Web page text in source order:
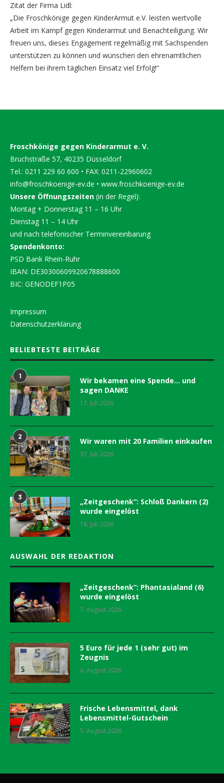
Zitat der Firma Lidl:
„Die Froschkönige gegen KinderArmut e.V. leisten wertvolle
Arbeit im Kampf gegen Kinderarmut und Benachteiligung. Wir
freuen uns, dieses Engagement regelmäßig mit Sachspenden
unterstützen zu können und wünschen den ehrenamtlichen
Helfern bei ihrem täglichen Einsatz viel Erfolg!“
Froschkönige gegen Kinderarmut e. V.
Bruchstraße 57, 40235 Düsseldorf
Tel.: 0211 229 60 600 • FAX: 0211-22960602
info@froschkoenige-ev.de • www.froschkoenige-ev.de
Unsere Öffnungszeiten (in der Regel):
Montag + Donnerstag 11 – 16 Uhr
Dienstag 11 – 14 Uhr
und nach telefonischer Terminvereinbarung
Spendenkonto:
PSD Bank Rhein-Ruhr
IBAN: DE30300609920678888600
BIC: GENODEF1P05
Impressum
Datenschutzerklärung
BELIEBTESTE BEITRÄGE
1
Wir bekamen eine Spende… und
sagen DANKE
17. Juli 2026
2 Wir waren mit 20 Familien einkaufen
31. Juli 2026
3
„Zeitgeschenk“: Schloß Dankern (2)
wurde eingelöst
18. Juli 2026
AUSWAHL DER REDAKTION
„Zeitgeschenk“: Phantasialand (6)
wurde eingelöst
7. August 2026
5 Euro für jede 1 (sehr gut) im
Zeugnis
6. August 2026
Frische Lebensmittel, dank
Lebensmittel-Gutschein
5. August 2026